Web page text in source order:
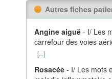
Autres fiches
Angine aiguë - I/ Les
carrefour des voies
[...]
Rosacée - I/ Les mots